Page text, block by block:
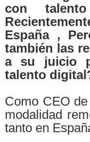
con
España ,
también las
a su juicio
talento
Como CEO
modalidad
tanto en